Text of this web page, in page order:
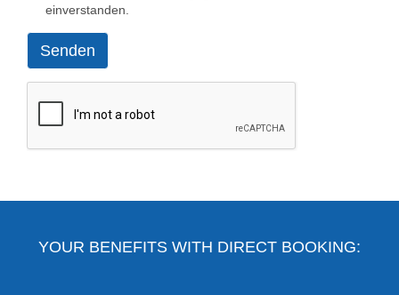
einverstanden.
Senden
YOUR BENEFITS WITH DIRECT BOOKING: